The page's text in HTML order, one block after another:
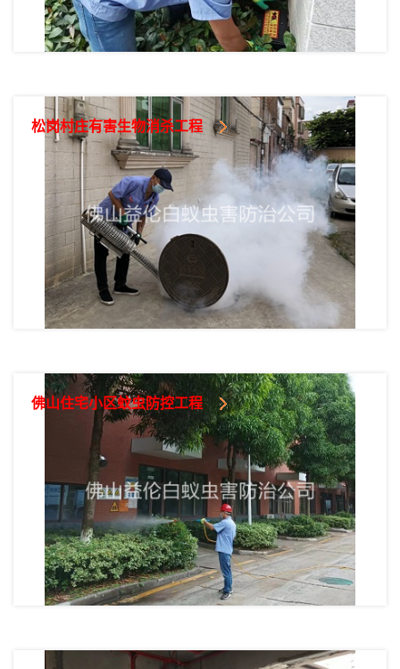
松岗村庄有害生物消杀工程
佛山住宅小区蚊虫防控工程